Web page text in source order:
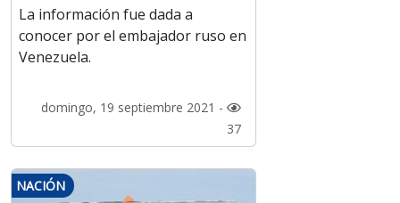
La información fue dada a
conocer por el embajador ruso en
Venezuela.
domingo, 19 septiembre 2021 -
37
NACIÓN